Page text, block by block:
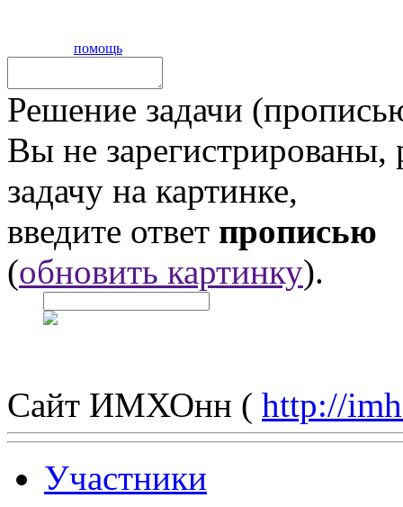
помощь
Решение задачи
Вы не
задачу на картинке,
введите ответ прописью
(обновить картинку).
Сайт ИМХОнн ( http://
Участники